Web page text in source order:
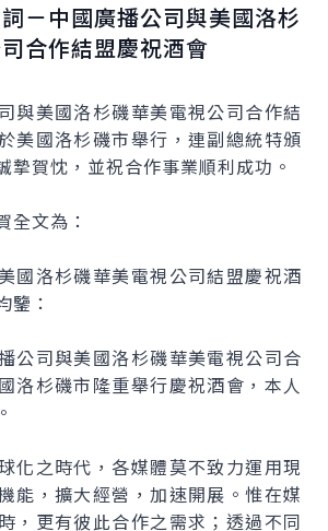
－中國廣播公司與美國洛杉
合作結盟慶祝酒會
美國洛杉磯華美電視公司合作結
美國洛杉磯市舉行，連副總統特頒
摯賀忱，並祝合作事業順利成功。
文為：
國洛杉磯華美電視公司結盟慶祝酒
鑒：
司與美國洛杉磯華美電視公司合
洛杉磯市隆重舉行慶祝酒會，本人
之時代，各媒體莫不致力運用現
能，擴大經營，加速開展。惟在媒
，更有彼此合作之需求；透過不同